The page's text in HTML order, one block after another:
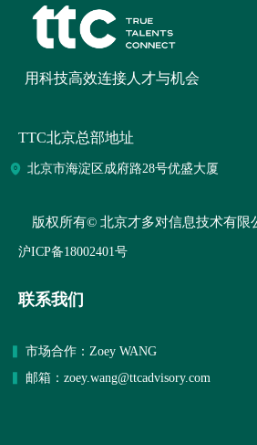
用科技高效连接人才与机会
TTC北京总部地址
北京市海淀区成府路28号优盛大厦
版权所有© 北京才多对信息技术有限
沪ICP备18002401号
联系我们
市场合作： Zoey WANG
邮箱：zoey.wang@ttcadvisory.com